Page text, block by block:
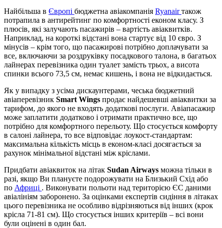
Найбільша в Європі бюджетна авіакомпанія Ryanairтакож
потрапила в антирейтинг по комфортності економ класу. З
плюсів, які залучають пасажирів – вартість авіаквитків.
Наприклад, на короткі відстані вона стартує від 10 євро. З
мінусів – крім того, що пасажирові потрібно доплачувати за
все, включаючи за роздруківку посадкового талона, в багатьох
лайнерах перевізника один туалет замість трьох, а висота
спинки всього 73,5 см, немає кишень, і вона не відкидається.
Як у випадку з усіма дискаунтерами, чеська бюджетний
авіаперевізник Smart Wings продає найдешевші авіаквитки за
тарифом, до якого не входять додаткові послуги. Авіапасажир
може заплатити додатково і отримати практично все, що
потрібно для комфортного перельоту. Що стосується комфорту
в салоні лайнера, то все відповідає лоукост-стандартам:
максимальна кількість місць в економ-класі досягається за
рахунок мінімальної відстані між кріслами.
Придбати авіаквиток на літак Sudan Airways можна тільки в
разі, якщо Ви плануєте подорожувати на Близький Схід або
по Африці . Виконувати польоти над територією ЄС даними
авіалініям заборонено. За оцінками експертів сидіння в літаках
цього перевізника не особливо відрізняються від інших (крок
крісла 71-81 см). Що стосується інших критеріїв – всі вони
були оцінені в один бал.